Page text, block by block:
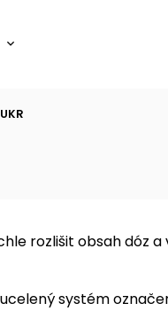
Boxy, dózy,
rozlišit obsah dóz
systém